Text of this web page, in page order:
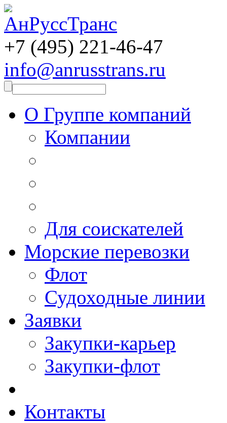
+7 (495) 221-46-47
info@anrusstrans.ru
О Группе компаний
Компании
Для соискателей
Морские перевозки
Флот
Судоходные линии
Заявки
Закупки-карьер
Закупки-флот
Контакты